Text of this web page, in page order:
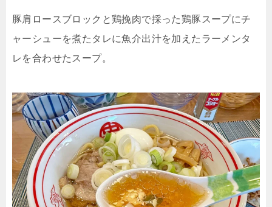
豚肩ロースブロックと鶏挽肉で採った鶏豚スープにチ
ャーシューを煮たタレに魚介出汁を加えたラーメンタ
レを合わせたスープ。